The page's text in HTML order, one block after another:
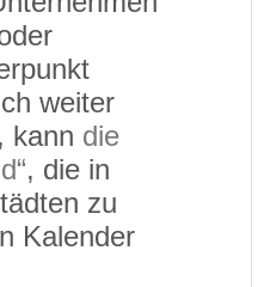
weiter
kann die
, die in
zu
Kalender